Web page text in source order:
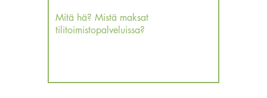
Mitä hä? Mistä maksat
tilitoimistopalveluissa?